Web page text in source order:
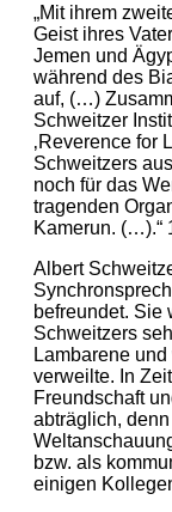
„Mit ihrem
Geist ihres
Jemen und
während des
auf, (…)
Schweitzer
‚Reverence for
Schweitzers
noch für das
tragenden
Kamerun. (…).“
Albert
befreundet. Sie
Schweitzers
Lambarene
verweilte. In
Freundschaft
abträglich,
bzw. als
einigen